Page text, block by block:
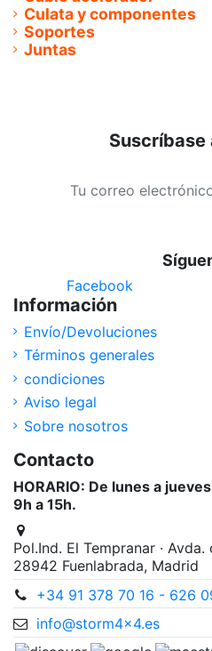
Culata y componentes
Soportes
Juntas
Suscríbase
Facebook
Información
Envío/Devoluciones
Términos generales
condiciones
Aviso legal
Sobre nosotros
Contacto
HORARIO: De lunes a
9h a 15h.
Pol.Ind. El Tempranar · Avda.
28942 Fuenlabrada, Madrid
+34 91 378 70 16 - 626
info@storm4x4.es